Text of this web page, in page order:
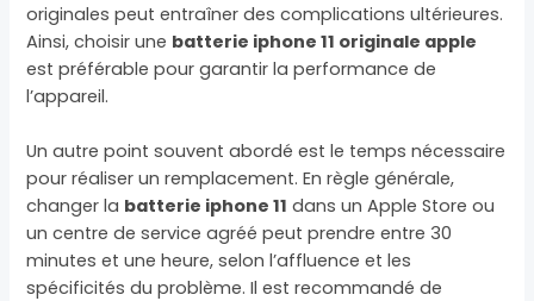
originales peut entraîner des complications ultérieures.
Ainsi, choisir une batterie iphone 11 originale apple
est préférable pour garantir la performance de
l’appareil.
Un autre point souvent abordé est le temps nécessaire
pour réaliser un remplacement. En règle générale,
changer la batterie iphone 11 dans un Apple Store ou
un centre de service agréé peut prendre entre 30
minutes et une heure, selon l’affluence et les
spécificités du problème. Il est recommandé de